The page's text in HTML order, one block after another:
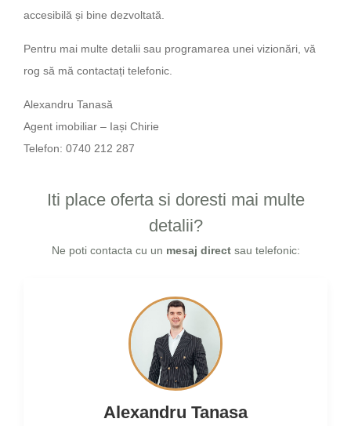
accesibilă și bine dezvoltată.
Pentru mai multe detalii sau programarea unei vizionări, vă
rog să mă contactați telefonic.
Alexandru Tanasă
Agent imobiliar – Iași Chirie
Telefon: 0740 212 287
Iti place oferta si doresti mai multe
detalii?
Ne poti contacta cu un mesaj directsau telefonic:
Alexandru Tanasa